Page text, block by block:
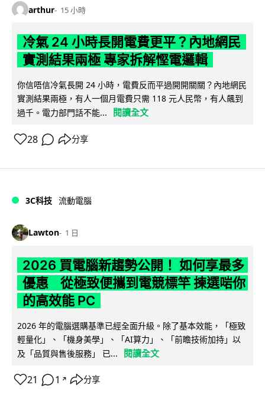
arthur 15 小時
冷氣 24 小時長開電費更平？內地網民
實測結果兩極 專家拆解慳電邏輯
你信唔信冷氣長開 24 小時，電費反而平過開開關關？內地網民
實測結果兩極，有人一個月電費只需 118 元人民幣，有人飆到
過千。電力部門話不能...
閱讀全文
28 分享
3C科技 流動電腦
Lawton 1 日
2026 買電腦新趨勢公開！ 如何享最多
優惠 從極致便攜到電競標竿 揀選啱你
的高效能 PC
2026 年的電腦選購基準已經全面升級。除了基本效能，「極致
輕量化」、「機身美學」、「AI算力」、「前瞻技術加持」以
及「品質與售後服務」 已...
閱讀全文
21 1 ↗ 分享